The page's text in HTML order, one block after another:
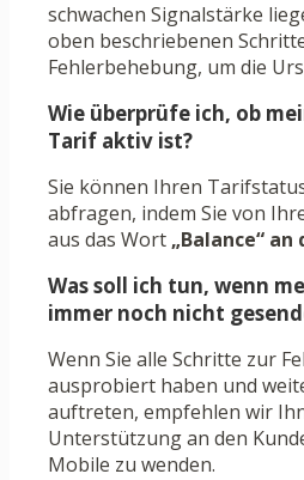
schwachen Signalstärke
oben beschriebenen
Fehlerbehebung, um die
Wie überprüfe ich, ob
Tarif aktiv ist?
Sie können Ihren
abfragen, indem Sie von
aus das Wort „Balance“ an
Was soll ich tun, wenn
immer noch nicht
Wenn Sie alle Schritte zur
ausprobiert haben und
auftreten, empfehlen wir
Unterstützung an den
Mobile zu wenden.